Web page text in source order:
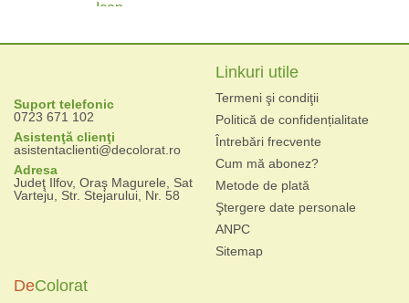
Suport telefonic
0723 671 102
Asistenţă clienţi
asistentaclienti@decolorat.ro
Adresa
Judeţ Ilfov, Oraş Magurele, Sat
Varteju, Str. Stejarului, Nr. 58
Linkuri utile
Termeni şi condiţii
Politică de confidențialitate
Întrebări frecvente
Cum mă abonez?
Metode de plată
Ştergere date personale
ANPC
Sitemap
DeColorat